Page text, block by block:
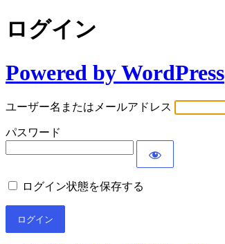
ログイン
Powered by WordPress
ユーザー名またはメールアドレス
パスワード
ログイン状態を保存する